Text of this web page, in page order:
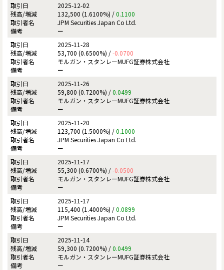
2025-12-02
132,500 (1.6100%) /0.1100
JPM Securities Japan Co Ltd.
ー
2025-11-28
53,700 (0.6500%) /-0.0700
モルガン・スタンレーMUFG証券株式会社
ー
2025-11-26
59,800 (0.7200%) /0.0499
モルガン・スタンレーMUFG証券株式会社
ー
2025-11-20
123,700 (1.5000%) /0.1000
JPM Securities Japan Co Ltd.
ー
2025-11-17
55,300 (0.6700%) /-0.0500
モルガン・スタンレーMUFG証券株式会社
ー
2025-11-17
115,400 (1.4000%) /0.0899
JPM Securities Japan Co Ltd.
ー
2025-11-14
59,300 (0.7200%) /0.0499
モルガン・スタンレーMUFG証券株式会社
ー